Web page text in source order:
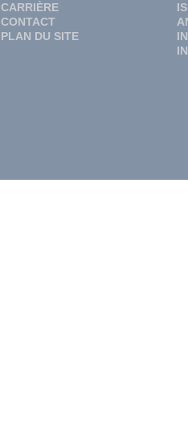
CARRIÈRE
CONTACT
PLAN DU SITE